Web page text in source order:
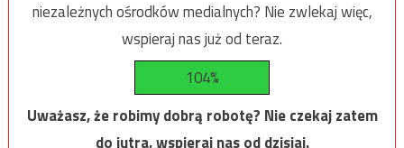
niezależnych ośrodków medialnych? Nie zwlekaj więc,
wspieraj nas już od teraz.
104%
Uważasz, że robimy dobrą robotę? Nie czekaj zatem
do jutra, wspieraj nas od dzisiaj.